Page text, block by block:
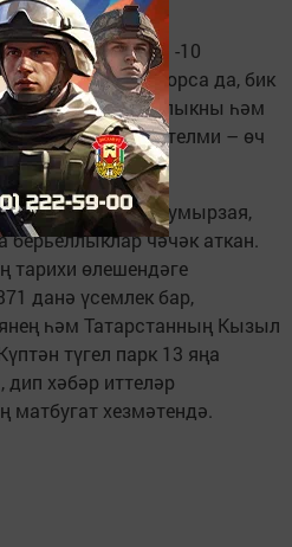
чыдамлыгы һәм -10
белән аерылып торса да, бик
тора. Агач дымлылыкны һәм
Су артык таләп ителми – өч
дә ярый.
бакчасында умырзая,
берьеллыклар чәчәк аткан.
тарихи өлешендәге
данә үсемлек бар,
һәм Татарстанның Кызыл
түгел парк 13 яңа
хәбәр иттеләр
матбугат хезмәтендә.